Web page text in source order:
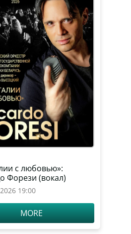
с любовью»:
Форези (вокал)
19:00
MORE